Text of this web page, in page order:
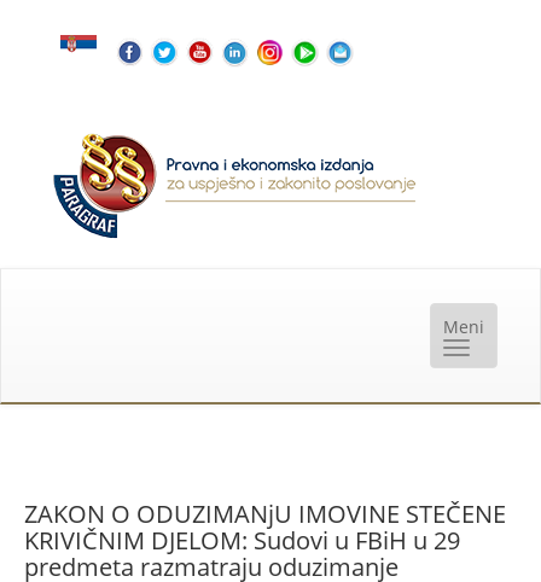
ZAKON O ODUZIMANjU IMOVINE STEČENE
KRIVIČNIM DJELOM: Sudovi u FBiH u 29
predmeta razmatraju oduzimanje